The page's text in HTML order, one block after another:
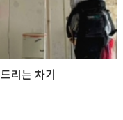
리는 차기